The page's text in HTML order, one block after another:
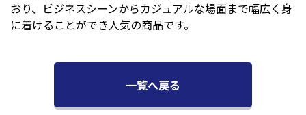
おり、ビジネスシーンからカジュアルな場面まで幅広く身
に着けることができ人気の商品です。
一覧へ戻る